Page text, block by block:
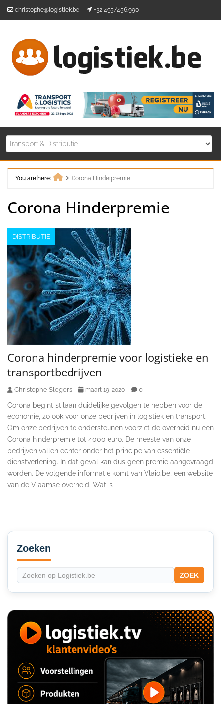
christophe@logistiek.be +32 495/456.990
You are here:
Corona Hinderpremie
Corona Hinderpremie
DISTRIBUTIE
Corona hinderpremie voor logistieke en
transportbedrijven
Christophe Slegers maart 19, 2020 0
Corona begint stilaan duidelijke gevolgen te hebben voor de
economie, zo ook voor onze bedrijven in logistiek en transport.
Om onze bedrijven te ondersteunen voorziet de overheid nu een
Corona hinderpremie tot 4000 euro. De meeste van onze
bedrijven vallen echter onder het principe van essentiële
dienstverlening. In dat geval kan dus geen premie aangevraagd
worden. De volgende informatie komt van Vlaio.be, een website
van de Vlaamse overheid. Wat is
Secondary
Sidebar
Zoeken
ZOEK